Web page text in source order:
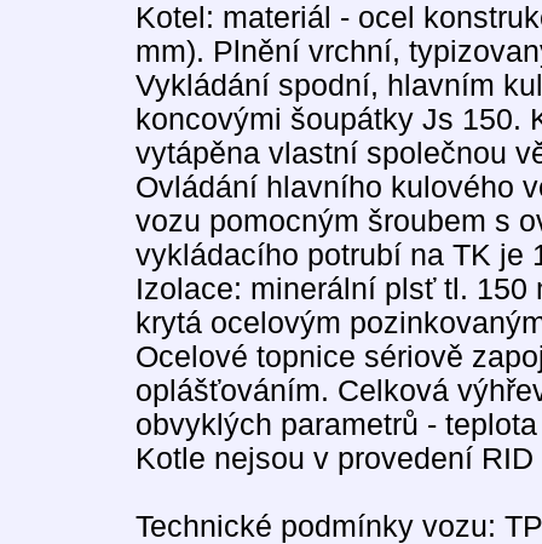
Kotel: materiál - ocel
mm). Plnění vrchní,
Vykládání spodní, hlavním
koncovými šoupátky Js 150.
vytápěna vlastní společnou
Ovládání hlavního kulového
vozu pomocným šroubem s
vykládacího potrubí na TK je
Izolace: minerální plsť tl. 150
krytá ocelovým
Ocelové topnice sériově
oplášťováním. Celková
obvyklých parametrů -
Kotle nejsou v provedení
Technické podmínky vozu: